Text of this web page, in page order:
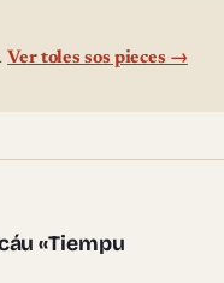
Ver toles sos pieces →
«Tiempu